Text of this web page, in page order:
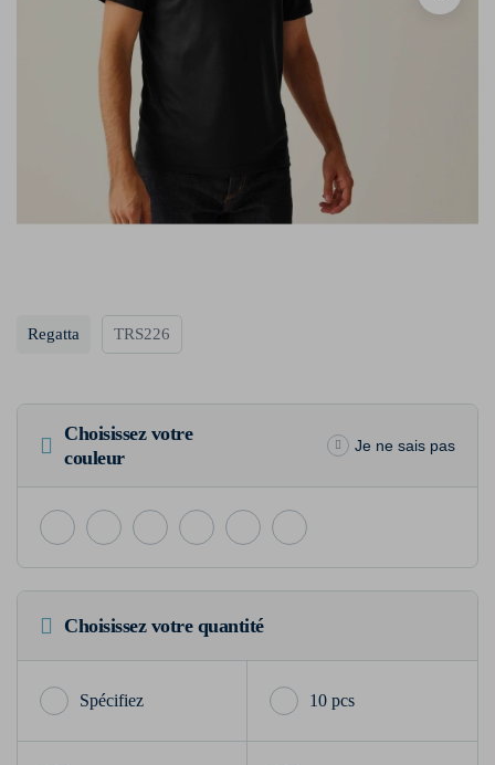
Regatta TRS226
Choisissez votre
couleur
Je ne sais pas
Choisissez votre quantité
10 pcs